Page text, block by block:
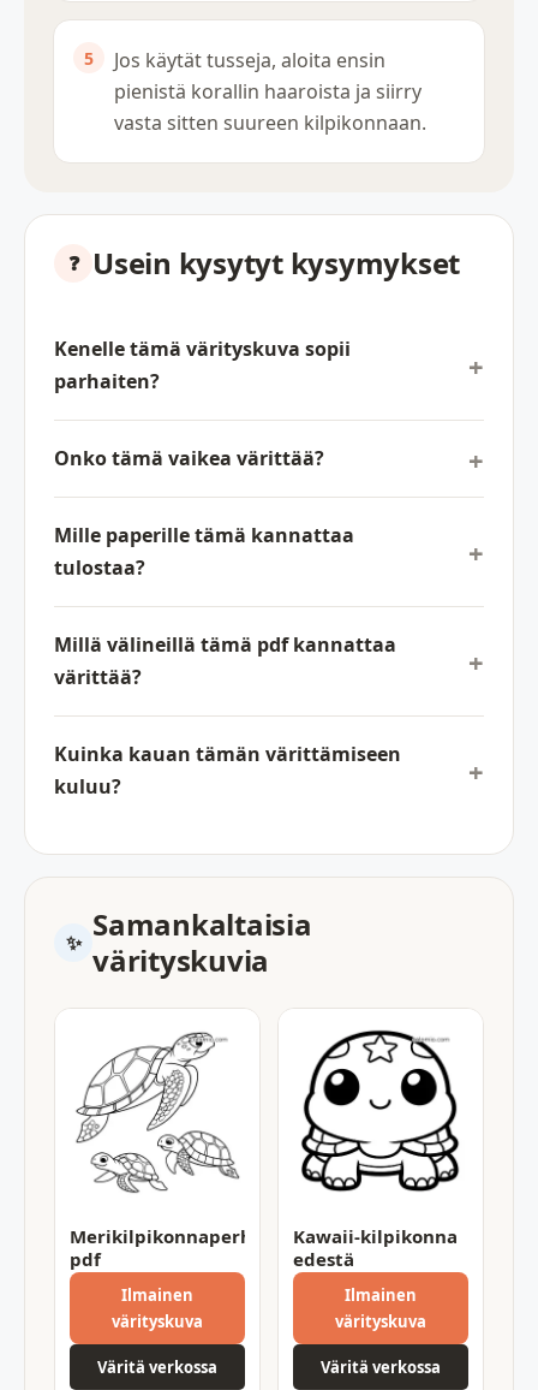
Jos käytät tusseja, aloita ensin
pienistä korallin haaroista ja siirry
vasta sitten suureen kilpikonnaan.
Usein kysytyt kysymykset
Kenelle tämä värityskuva sopii
parhaiten?
Onko tämä vaikea värittää?
Mille paperille tämä kannattaa
tulostaa?
Millä välineillä tämä pdf kannattaa
värittää?
Kuinka kauan tämän värittämiseen
kuluu?
Samankaltaisia
värityskuvia
Merikilpikonnaperhe
pdf
Ilmainen
värityskuva
Väritä verkossa
Kawaii-kilpikonna
edestä
Ilmainen
värityskuva
Väritä verkossa